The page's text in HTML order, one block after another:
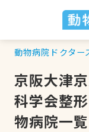
動物病院ドクター
京阪大津
科学会整
物病院一覧